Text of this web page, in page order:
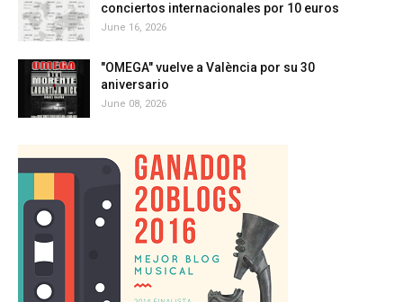
conciertos internacionales por 10 euros
June 16, 2026
"OMEGA" vuelve a València por su 30
aniversario
June 08, 2026